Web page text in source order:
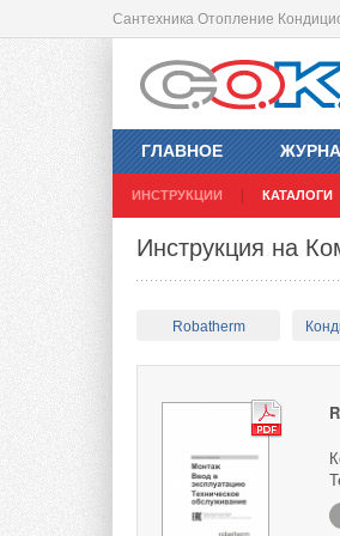
Сантехника Отопление
ГЛАВНОЕ
ИНСТРУКЦИИ КАТАЛОГИ
Инструкция на
Robatherm